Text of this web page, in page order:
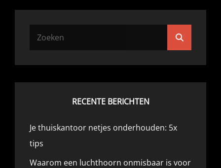
RECENTE BERICHTEN
Je thuiskantoor netjes onderhouden: 5x
tips
Waarom een luchthoorn onmisbaar is voor